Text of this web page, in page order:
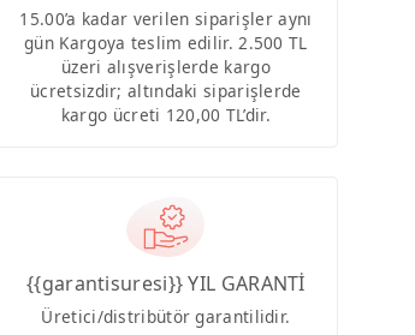
15.00’a kadar verilen siparişler aynı
gün Kargoya teslim edilir. 2.500 TL
üzeri alışverişlerde kargo
ücretsizdir; altındaki siparişlerde
kargo ücreti 120,00 TL’dir.
{{garantisuresi}} YIL GARANTİ
Üretici/distribütör garantilidir.